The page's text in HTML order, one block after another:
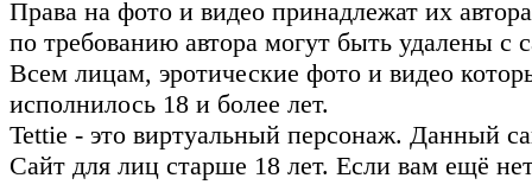
Права на фото и видео принадлежат их
по требованию автора могут быть удалены с
Всем лицам, эротические фото и видео
исполнилось 18 и более лет.
Tettie - это виртуальный персонаж. Данный
Сайт для лиц старше 18 лет. Если вам ещё